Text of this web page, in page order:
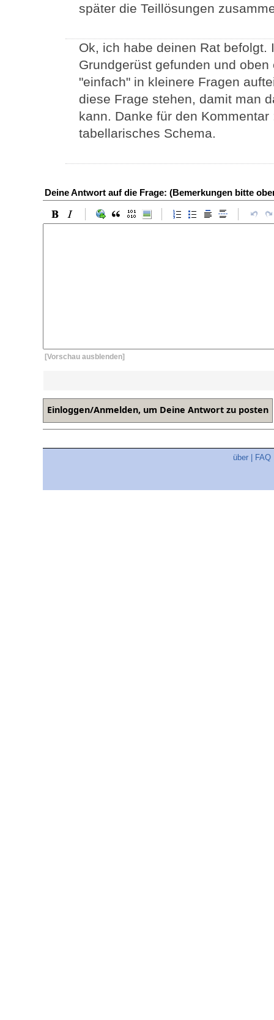
später die Teillösungen
Ok, ich habe deinen Rat
Grundgerüst gefunden und
"einfach" in kleinere Fragen
diese Frage stehen, damit man
kann. Danke für den
tabellarisches Schema.
Deine Antwort auf die Frage: (Bemerkungen bitte
[Vorschau ausblenden]
über FAQ